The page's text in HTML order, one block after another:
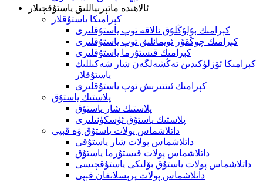
ئالاھىدە ماتېرىياللىق ياستۇقچىلار
كېرامىكا ياستۇقلار
كېرامىك بۇلۇڭلۇق ئالاقە توپ ياستۇقلىرى
كېرامىك چوڭقۇر ئويمانلىق توپ ياستۇقلىرى
كېرامىك قىستۇرما ياستۇقلىرى
كېرامىكا ئۆزلۈكىدىن تەڭشەلگەن شار شەكىللىك
ياستۇقلار
كېرامىك ئىتتىرىش توپ ياستۇقلىرى
پلاستىك ياستۇق
پلاستىك شار ياستۇق
پلاستىك ياستۇق ئۈسكۈنىلىرى
داتلاشماس پولات ياستۇق ۋە قېپى
داتلاشماس پولات شار ياستۇقى
داتلاشماس پولات قىستۇرما ياستۇق
داتلاشماس پولات ياستۇق بۆلىكى ياستۇقچىسى
داتلاشماس پولات پرېسلانغان قېپى